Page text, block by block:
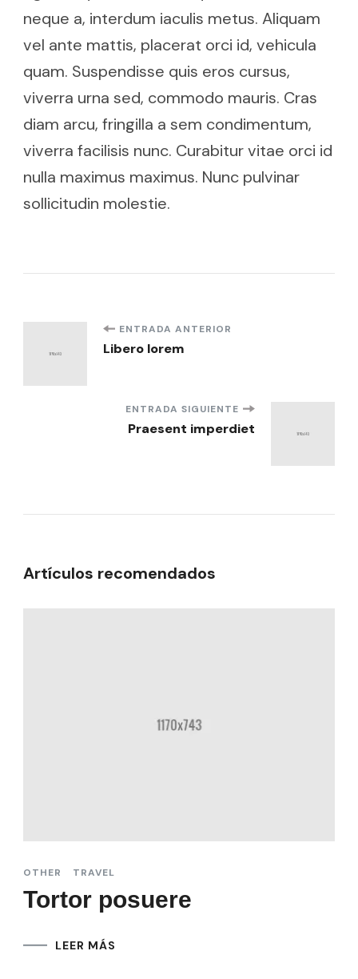
neque a, interdum iaculis metus. Aliquam
vel ante mattis, placerat orci id, vehicula
quam. Suspendisse quis eros cursus,
viverra urna sed, commodo mauris. Cras
diam arcu, fringilla a sem condimentum,
viverra facilisis nunc. Curabitur vitae orci id
nulla maximus maximus. Nunc pulvinar
sollicitudin molestie.
Navegación
de
entradas
ENTRADA ANTERIOR
Libero lorem
ENTRADA SIGUIENTE
Praesent imperdiet
Artículos recomendados
OTHER TRAVEL
Tortor posuere
LEER MÁS